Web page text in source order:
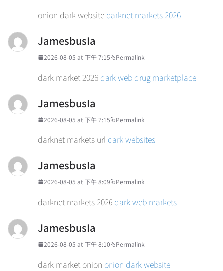
onion dark website darknet markets 2026
JamesbusIa
2026-08-05 at 下午 7:15 Permalink
dark market 2026 dark web drug marketplace
JamesbusIa
2026-08-05 at 下午 7:15 Permalink
darknet markets url dark websites
JamesbusIa
2026-08-05 at 下午 8:09 Permalink
darknet markets 2026 dark web markets
JamesbusIa
2026-08-05 at 下午 8:10 Permalink
dark market onion onion dark website